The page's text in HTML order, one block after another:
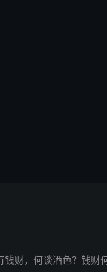
财，何谈酒色？钱财